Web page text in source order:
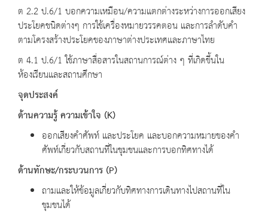
ต 2.2 ป.6/1 บอกความเหมือน/ความแตกต่างระหว่างการออกเสียง
ประโยคชนิดต่างๆ การใช้เครื่องหมายวรรคตอน และการลำดับคำ
ตามโครงสร้างประโยคของภาษาต่างประเทศและภาษาไทย
ต 4.1 ป.6/1 ใช้ภาษาสื่อสารในสถานการณ์ต่าง ๆ ที่เกิดขึ้นใน
ห้องเรียนและสถานศึกษา
จุดประสงค์
ด้านความรู้ ความเข้าใจ (K)
ออกเสียงคำศัพท์ และประโยค และบอกความหมายของคำ
ศัพท์เกี่ยวกับสถานที่ในชุมชนและการบอกทิศทางได้
ด้านทักษะ/กระบวนการ (P)
ถามและให้ข้อมูลเกี่ยวกับทิศทางการเดินทางไปสถานที่ใน
ชุมชนได้